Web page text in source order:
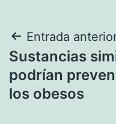
de
entradas
Entrada
Sustancias
podrían
los obesos